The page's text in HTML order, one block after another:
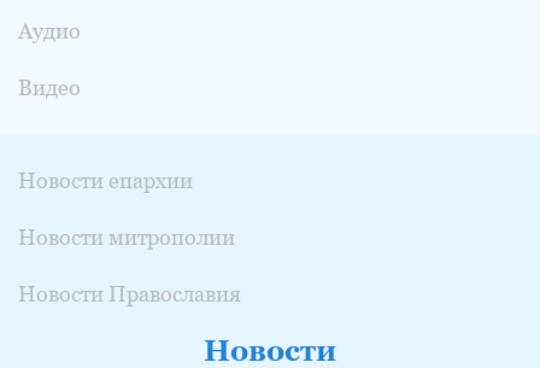
Аудио
Видео
Новости епархии
Новости митрополии
Новости Православия
Новости